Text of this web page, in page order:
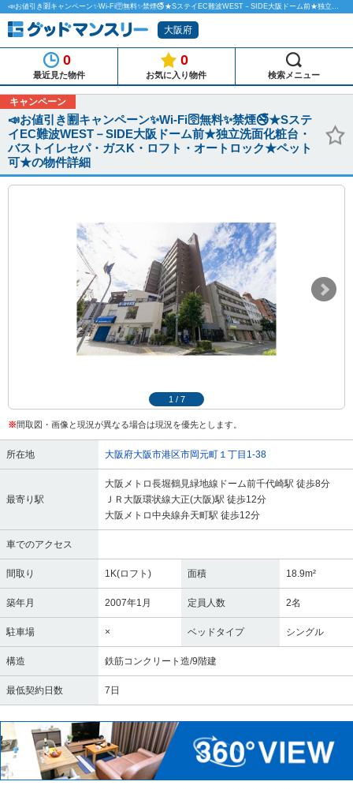
📣お値引き🈹キャンペーン✨Wi-Fi🛜無料✨禁煙🚭★SステイEC難波WEST－SIDE大阪ドーム前★独立洗面化粧台・バストイレセパ・ガスK・ロフト・オートロック★ペット可★のマンスリーマンション物件詳細「グッドマンスリー」
大阪府
0
最近見た物件
0
お気に入り物件 検索メニュー
キャンペーン
📣お値引き🈹キャンペーン✨Wi-Fi🛜無料✨禁煙🚭★Sステ
イEC難波WEST－SIDE大阪ドーム前★独立洗面化粧台・
バストイレセパ・ガスK・ロフト・オートロック★ペット
可★の物件詳細
1 / 7
※間取図・画像と現況が異なる場合は現況を優先とします。
所在地 大阪府大阪市港区市岡元町１丁目1-38
最寄り駅
大阪メトロ長堀鶴見緑地線ドーム前千代崎駅 徒歩8分
ＪＲ大阪環状線大正(大阪)駅 徒歩12分
大阪メトロ中央線弁天町駅 徒歩12分
車でのアクセス
間取り 1K(ロフト) 面積 18.9m²
築年月 2007年1月 定員人数 2名
駐車場 × ベッドタイプ シングル
構造 鉄筋コンクリート造/9階建
最低契約日数 7日